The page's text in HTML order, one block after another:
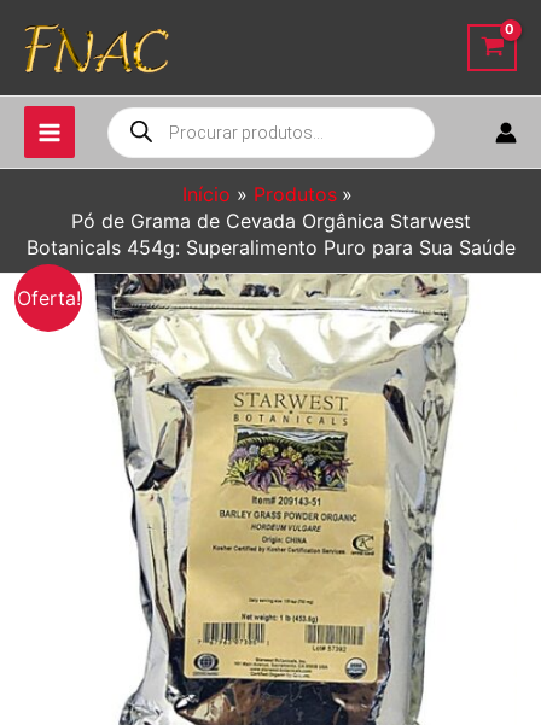
para
conteúdo
Pesquisar
produtos
Início
Produtos
Pó de Grama de Cevada Orgânica Starwest
Botanicals 454g: Superalimento Puro para Sua Saúde
Oferta!